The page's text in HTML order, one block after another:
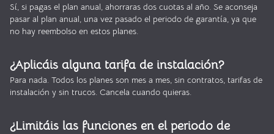
Sí, si pagas el plan anual, ahorraras dos cuotas al año. Se aconseja
pasar al plan anual, una vez pasado el periodo de garantía, ya que
no hay reembolso en estos planes.
¿Aplicáis alguna tarifa de instalación?
Para nada. Todos los planes son mes a mes, sin contratos, tarifas de
instalación y sin trucos. Cancela cuando quieras.
¿Limitáis las funciones en el periodo de